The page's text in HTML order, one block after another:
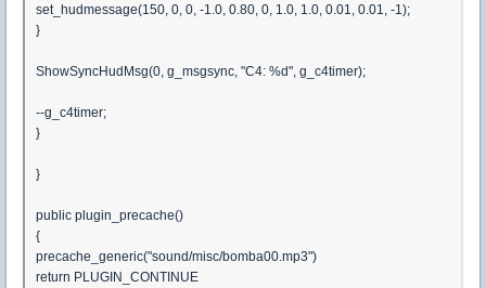
set_hudmessage(150, 0, 0, -1.0, 0.80, 0, 1.0, 1.0, 0.01, 0.01, -1);
}
ShowSyncHudMsg(0, g_msgsync, "C4: %d", g_c4timer);
--g_c4timer;
}
}
public plugin_precache()
{
precache_generic("sound/misc/bomba00.mp3")
return PLUGIN_CONTINUE